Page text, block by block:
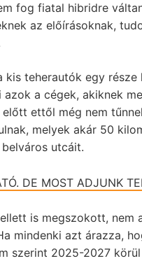
fog fiatal hibridre
az előírásoknak,
kis teherautók egy
a cégek, akiknek
ettől még nem
melyek akár 50
utcáit.
DE MOST ADJUNK
is megszokott, nem
mindenki azt árazza,
szerint 2025-2027